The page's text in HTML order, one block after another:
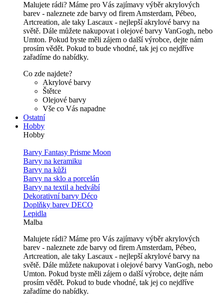
Malujete rádi? Máme pro Vás zajímavy výběr akrylových
barev - naleznete zde barvy od firem Amsterdam, Pébeo,
Artcreation, ale taky Lascaux - nejlepší akrylové barvy na
světě. Dále můžete nakupovat i olejové barvy VanGogh, nebo
Umton. Pokud byste měli zájem o další výrobce, dejte nám
prosím vědět. Pokud to bude vhodné, tak jej co nejdříve
zařadíme do nabídky.
Co zde najdete?
Akrylové barvy
Štětce
Olejové barvy
Vše co Vás napadne
Ostatní
Hobby
Hobby
Barvy Fantasy Prisme Moon
Barvy na keramiku
Barvy na kůži
Barvy na sklo a porcelán
Barvy na textil a hedvábí
Dekorativní barvy Déco
Doplňky barev DECO
Lepidla
Malba
Malujete rádi? Máme pro Vás zajímavy výběr akrylových
barev - naleznete zde barvy od firem Amsterdam, Pébeo,
Artcreation, ale taky Lascaux - nejlepší akrylové barvy na
světě. Dále můžete nakupovat i olejové barvy VanGogh, nebo
Umton. Pokud byste měli zájem o další výrobce, dejte nám
prosím vědět. Pokud to bude vhodné, tak jej co nejdříve
zařadíme do nabídky.